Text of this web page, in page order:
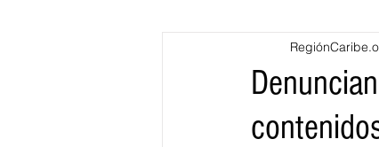
Atlántico La
Bloggeros